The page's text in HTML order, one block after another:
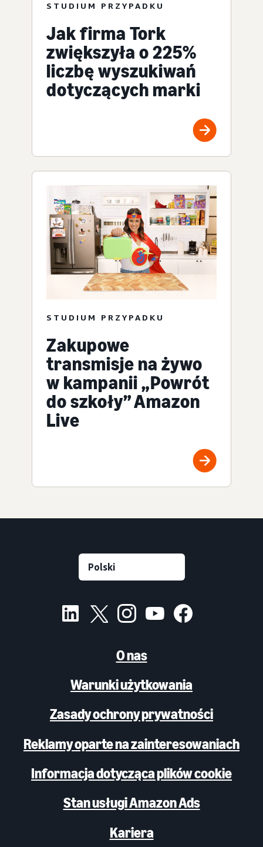
STUDIUM PRZYPADKU
Jak firma Tork
zwiększyła o 225%
liczbę wyszukiwań
dotyczących marki
STUDIUM PRZYPADKU
Zakupowe
transmisje na żywo
w kampanii „Powrót
do szkoły” Amazon
Live
O nas
Warunki użytkowania
Zasady ochrony prywatności
Reklamy oparte na zainteresowaniach
Informacja dotycząca plików cookie
Stan usługi Amazon Ads
Kariera